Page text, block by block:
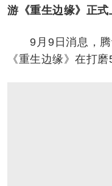
游《重生边缘》正式
9月9日消息，腾
《重生边缘》在打